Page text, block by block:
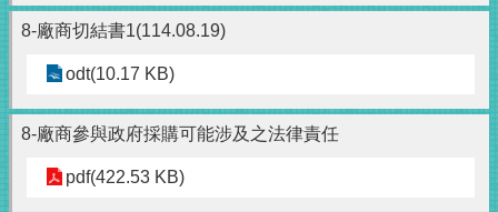
8-廠商切結書1(114.08.19)
odt(10.17 KB)
8-廠商參與政府採購可能涉及之法律責任
pdf(422.53 KB)